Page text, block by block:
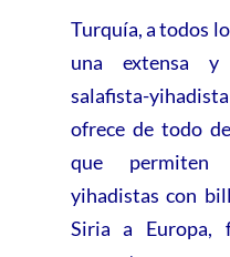
Turquía, a todos
una extensa y
salafista-
ofrece de todo
que permiten
yihadistas con
Siria a Europa,